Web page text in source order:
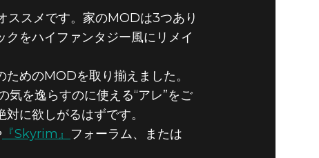
Fallout 4
BUY
ススメです。家のMODは3つあり
をハイファンタジー風にリメイ
めのMODを取り揃えました。
を逸らすのに使える“アレ”をご
に欲しがるはずです。
『Skyrim』 フォーラム、または